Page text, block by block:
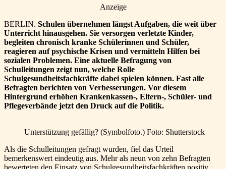
Anzeige
BERLIN. Schulen übernehmen längst Aufgaben, die weit über
Unterricht hinausgehen. Sie versorgen verletzte Kinder,
begleiten chronisch kranke Schülerinnen und Schüler,
reagieren auf psychische Krisen und vermitteln Hilfen bei
sozialen Problemen. Eine aktuelle Befragung von
Schulleitungen zeigt nun, welche Rolle
Schulgesundheitsfachkräfte dabei spielen können. Fast alle
Befragten berichten von Verbesserungen. Vor diesem
Hintergrund erhöhen Krankenkassen-, Eltern-, Schüler- und
Pflegeverbände jetzt den Druck auf die Politik.
Unterstützung gefällig? (Symbolfoto.) Foto: Shutterstock
Als die Schulleitungen gefragt wurden, fiel das Urteil
bemerkenswert eindeutig aus. Mehr als neun von zehn Befragten
bewerteten den Einsatz von Schulgesundheitsfachkräften positiv